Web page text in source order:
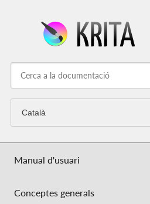
Manual d'usuari
Conceptes generals